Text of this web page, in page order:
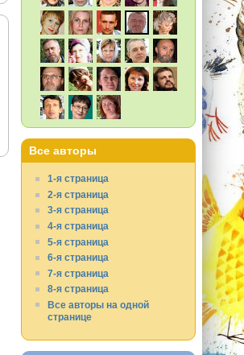
Все авторы
1-я страница
2-я страница
3-я страница
4-я страница
5-я страница
6-я страница
7-я страница
8-я страница
Все авторы на одной
странице